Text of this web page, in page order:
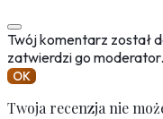
Twój komentarz został
zatwierdzi go moderator.
OK
Twoja recenzja nie